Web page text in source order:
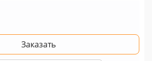
Заказать